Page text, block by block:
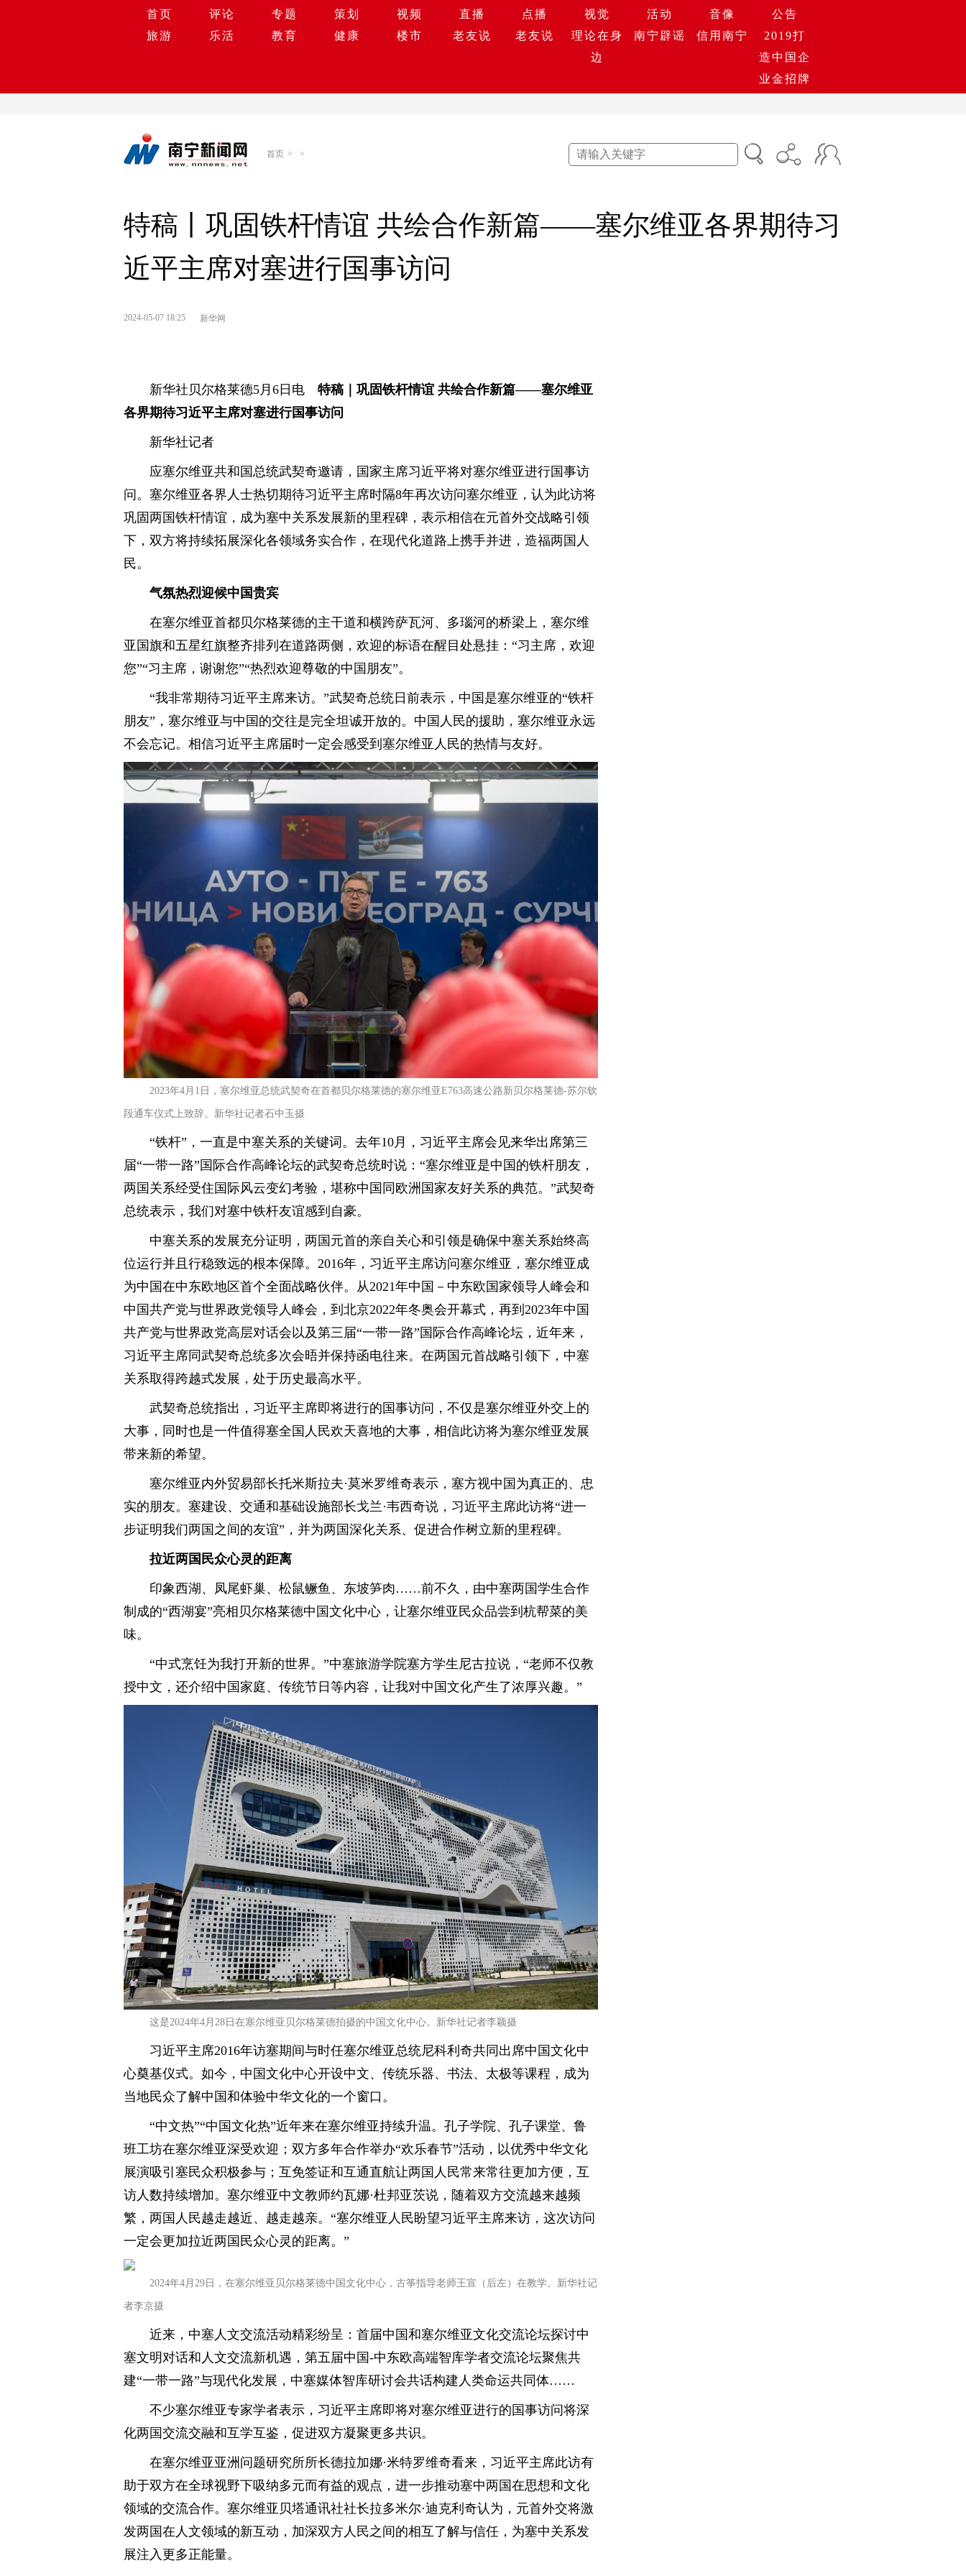
首页 评论 专题 策划 视频 直播 点播 视觉 活动 音像
公告
旅游
乐活 教育 健康 楼市 老友说 老友说
理论在身
边
南宁辟谣 信用南宁
2019打
造中国企
业金招牌
首页 > >
特稿丨巩固铁杆情谊 共绘合作新篇——塞尔维亚各界期待习
近平主席对塞进行国事访问
2024-05-07 18:25 新华网
新华社贝尔格莱德5月6日电 特稿｜巩固铁杆情谊 共绘合作新篇——塞尔维亚
各界期待习近平主席对塞进行国事访问
新华社记者
应塞尔维亚共和国总统武契奇邀请，国家主席习近平将对塞尔维亚进行国事访
问。塞尔维亚各界人士热切期待习近平主席时隔8年再次访问塞尔维亚，认为此访将
巩固两国铁杆情谊，成为塞中关系发展新的里程碑，表示相信在元首外交战略引领
下，双方将持续拓展深化各领域务实合作，在现代化道路上携手并进，造福两国人
民。
气氛热烈迎候中国贵宾
在塞尔维亚首都贝尔格莱德的主干道和横跨萨瓦河、多瑙河的桥梁上，塞尔维
亚国旗和五星红旗整齐排列在道路两侧，欢迎的标语在醒目处悬挂：“习主席，欢迎
您”“习主席，谢谢您”“热烈欢迎尊敬的中国朋友”。
“我非常期待习近平主席来访。”武契奇总统日前表示，中国是塞尔维亚的“铁杆
朋友”，塞尔维亚与中国的交往是完全坦诚开放的。中国人民的援助，塞尔维亚永远
不会忘记。相信习近平主席届时一定会感受到塞尔维亚人民的热情与友好。
2023年4月1日，塞尔维亚总统武契奇在首都贝尔格莱德的塞尔维亚E763高速公路新贝尔格莱德-苏尔钦
段通车仪式上致辞。新华社记者石中玉摄
“铁杆”，一直是中塞关系的关键词。去年10月，习近平主席会见来华出席第三
届“一带一路”国际合作高峰论坛的武契奇总统时说：“塞尔维亚是中国的铁杆朋友，
两国关系经受住国际风云变幻考验，堪称中国同欧洲国家友好关系的典范。”武契奇
总统表示，我们对塞中铁杆友谊感到自豪。
中塞关系的发展充分证明，两国元首的亲自关心和引领是确保中塞关系始终高
位运行并且行稳致远的根本保障。2016年，习近平主席访问塞尔维亚，塞尔维亚成
为中国在中东欧地区首个全面战略伙伴。从2021年中国－中东欧国家领导人峰会和
中国共产党与世界政党领导人峰会，到北京2022年冬奥会开幕式，再到2023年中国
共产党与世界政党高层对话会以及第三届“一带一路”国际合作高峰论坛，近年来，
习近平主席同武契奇总统多次会晤并保持函电往来。在两国元首战略引领下，中塞
关系取得跨越式发展，处于历史最高水平。
武契奇总统指出，习近平主席即将进行的国事访问，不仅是塞尔维亚外交上的
大事，同时也是一件值得塞全国人民欢天喜地的大事，相信此访将为塞尔维亚发展
带来新的希望。
塞尔维亚内外贸易部长托米斯拉夫·莫米罗维奇表示，塞方视中国为真正的、忠
实的朋友。塞建设、交通和基础设施部长戈兰·韦西奇说，习近平主席此访将“进一
步证明我们两国之间的友谊”，并为两国深化关系、促进合作树立新的里程碑。
拉近两国民众心灵的距离
印象西湖、凤尾虾巢、松鼠鳜鱼、东坡笋肉……前不久，由中塞两国学生合作
制成的“西湖宴”亮相贝尔格莱德中国文化中心，让塞尔维亚民众品尝到杭帮菜的美
味。
“中式烹饪为我打开新的世界。”中塞旅游学院塞方学生尼古拉说，“老师不仅教
授中文，还介绍中国家庭、传统节日等内容，让我对中国文化产生了浓厚兴趣。”
这是2024年4月28日在塞尔维亚贝尔格莱德拍摄的中国文化中心。新华社记者李颖摄
习近平主席2016年访塞期间与时任塞尔维亚总统尼科利奇共同出席中国文化中
心奠基仪式。如今，中国文化中心开设中文、传统乐器、书法、太极等课程，成为
当地民众了解中国和体验中华文化的一个窗口。
“中文热”“中国文化热”近年来在塞尔维亚持续升温。孔子学院、孔子课堂、鲁
班工坊在塞尔维亚深受欢迎；双方多年合作举办“欢乐春节”活动，以优秀中华文化
展演吸引塞民众积极参与；互免签证和互通直航让两国人民常来常往更加方便，互
访人数持续增加。塞尔维亚中文教师约瓦娜·杜邦亚茨说，随着双方交流越来越频
繁，两国人民越走越近、越走越亲。“塞尔维亚人民盼望习近平主席来访，这次访问
一定会更加拉近两国民众心灵的距离。”
2024年4月29日，在塞尔维亚贝尔格莱德中国文化中心，古筝指导老师王宣（后左）在教学。新华社记
者李京摄
近来，中塞人文交流活动精彩纷呈：首届中国和塞尔维亚文化交流论坛探讨中
塞文明对话和人文交流新机遇，第五届中国-中东欧高端智库学者交流论坛聚焦共
建“一带一路”与现代化发展，中塞媒体智库研讨会共话构建人类命运共同体……
不少塞尔维亚专家学者表示，习近平主席即将对塞尔维亚进行的国事访问将深
化两国交流交融和互学互鉴，促进双方凝聚更多共识。
在塞尔维亚亚洲问题研究所所长德拉加娜·米特罗维奇看来，习近平主席此访有
助于双方在全球视野下吸纳多元而有益的观点，进一步推动塞中两国在思想和文化
领域的交流合作。塞尔维亚贝塔通讯社社长拉多米尔·迪克利奇认为，元首外交将激
发两国在人文领域的新互动，加深双方人民之间的相互了解与信任，为塞中关系发
展注入更多正能量。